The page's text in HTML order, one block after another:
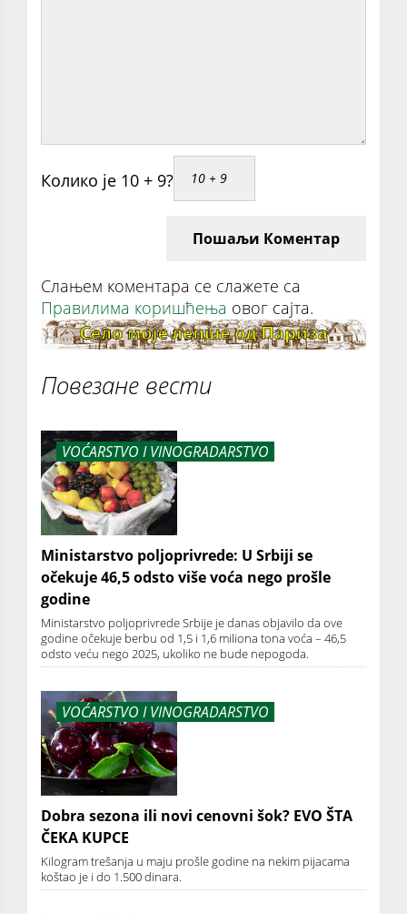
Колико је 10 + 9?
Пошаљи Коментар
Слањем коментара се слажете са
Правилима коришћења овог сајта.
Повезане вести
VOĆARSTVO I VINOGRADARSTVO
Ministarstvo poljoprivrede: U Srbiji se
očekuje 46,5 odsto više voća nego prošle
godine
Ministarstvo poljoprivrede Srbije je danas objavilo da ove
godine očekuje berbu od 1,5 i 1,6 miliona tona voća – 46,5
odsto veću nego 2025, ukoliko ne bude nepogoda.
VOĆARSTVO I VINOGRADARSTVO
Dobra sezona ili novi cenovni šok? EVO ŠTA
ČEKA KUPCE
Kilogram trešanja u maju prošle godine na nekim pijacama
koštao je i do 1.500 dinara.